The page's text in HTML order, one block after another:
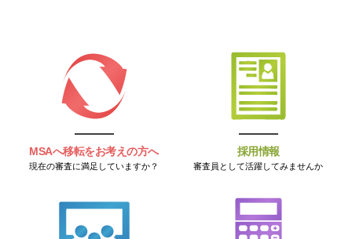
MSAへ移転をお考えの方へ
現在の審査に満足していますか？
採用情報
審査員として活躍してみませんか